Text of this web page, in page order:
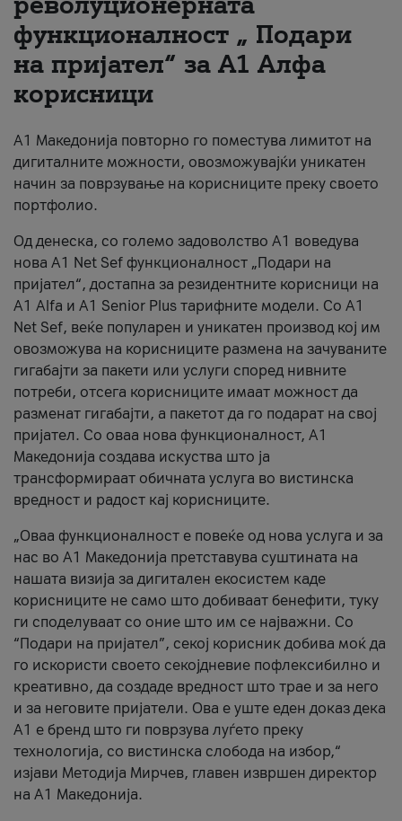
За нас
#ПодобарОнлајн
функционалност „ Подари
на пријател“ за А1 Алфа
корисници
А1 Македонија повторно го поместува лимитот на
дигиталните можности, овозможувајќи уникатен
начин за поврзување на корисниците преку своето
портфолио.
Од денеска, со големо задоволство А1 воведува
нова A1 Net Sef функционалност „Подари на
пријател“, достапна за резидентните корисници на
А1 Alfa и A1 Senior Plus тарифните модели. Со A1
Net Sef, веќе популарен и уникатен производ кој им
овозможува на корисниците размена на зачуваните
гигабајти за пакети или услуги според нивните
потреби, отсега корисниците имаат можност да
разменат гигабајти, а пакетот да го подарат на свој
пријател. Со оваа нова функционалност, А1
Македонија создава искуства што ја
трансформираат обичната услуга во вистинска
вредност и радост кај корисниците.
„Оваа функционалност е повеќе од нова услуга и за
нас во А1 Македонија претставува суштината на
нашата визија за дигитален екосистем каде
корисниците не само што добиваат бенефити, туку
ги споделуваат со оние што им се најважни. Со
“Подари на пријател”, секој корисник добива моќ да
го искористи своето секојдневие пофлексибилно и
креативно, да создаде вредност што трае и за него
и за неговите пријатели. Ова е уште еден доказ дека
А1 е бренд што ги поврзува луѓето преку
технологија, со вистинска слобода на избор,“
изјави Методија Мирчев, главен извршен директор
на А1 Македонија.